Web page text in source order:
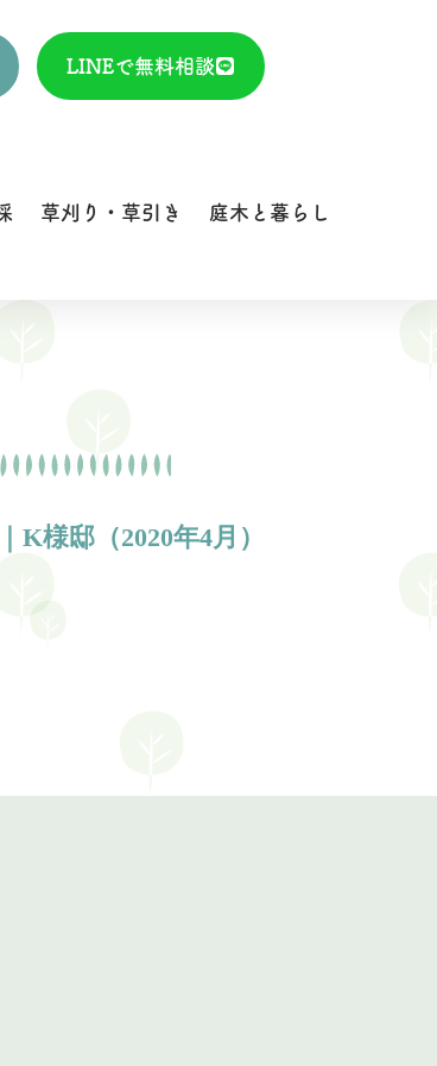
LINEで無料相談
草刈り・草引き 庭木と暮らし
様邸（2020年4月）